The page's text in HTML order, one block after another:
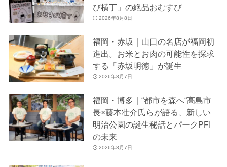
び横丁」の絶品おむすび
2026年8月8日
福岡・赤坂｜山口の名店が福岡初
進出。お米とお肉の可能性を探求
する「赤坂明徳」が誕生
2026年8月7日
福岡・博多｜“都市を森へ“高島市
長×藤本壮介氏らが語る、新しい
明治公園の誕生秘話とパークPFI
の未来
2026年8月7日